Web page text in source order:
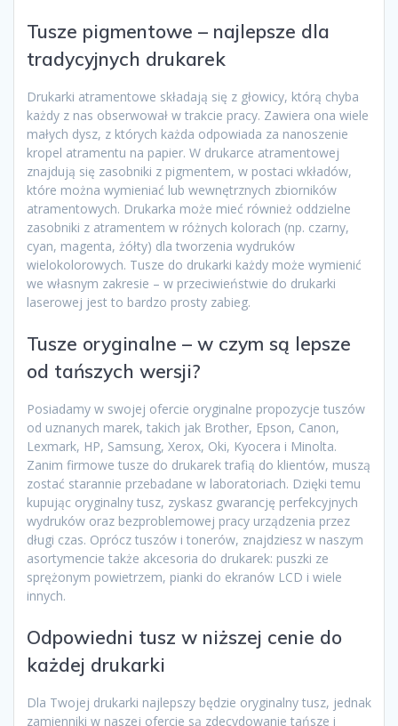
Tusze pigmentowe – najlepsze dla
tradycyjnych drukarek
Drukarki atramentowe składają się z głowicy, którą chyba
każdy z nas obserwował w trakcie pracy. Zawiera ona wiele
małych dysz, z których każda odpowiada za nanoszenie
kropel atramentu na papier. W drukarce atramentowej
znajdują się zasobniki z pigmentem, w postaci wkładów,
które można wymieniać lub wewnętrznych zbiorników
atramentowych. Drukarka może mieć również oddzielne
zasobniki z atramentem w różnych kolorach (np. czarny,
cyan, magenta, żółty) dla tworzenia wydruków
wielokolorowych. Tusze do drukarki każdy może wymienić
we własnym zakresie – w przeciwieństwie do drukarki
laserowej jest to bardzo prosty zabieg.
Tusze oryginalne – w czym są lepsze
od tańszych wersji?
Posiadamy w swojej ofercie oryginalne propozycje tuszów
od uznanych marek, takich jak Brother, Epson, Canon,
Lexmark, HP, Samsung, Xerox, Oki, Kyocera i Minolta.
Zanim firmowe tusze do drukarek trafią do klientów, muszą
zostać starannie przebadane w laboratoriach. Dzięki temu
kupując oryginalny tusz, zyskasz gwarancję perfekcyjnych
wydruków oraz bezproblemowej pracy urządzenia przez
długi czas. Oprócz tuszów i tonerów, znajdziesz w naszym
asortymencie także akcesoria do drukarek: puszki ze
sprężonym powietrzem, pianki do ekranów LCD i wiele
innych.
Odpowiedni tusz w niższej cenie do
każdej drukarki
Dla Twojej drukarki najlepszy będzie oryginalny tusz, jednak
zamienniki w naszej ofercie są zdecydowanie tańsze i